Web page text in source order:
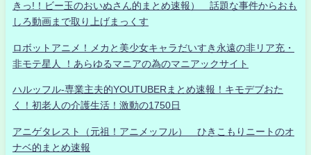
きっ!！ビー玉のおいぬさん的まとめ速報） 話題な事件からおも
しろ動画まで取り上げまっくす
ロボットアニメ！メカと美少女キャラだいすき永遠の非リア充・
非モテ星人 ！あらゆるマニアの為のマニアックサイト
ハルッフル-専業主夫的YOUTUBERまとめ速報！キモデブおた
く！初老人の介護生活！激動の1750日
アニゲタレスト（元祖！アニメッフル） ひきこもりニートのオ
ナベ的まとめ速報